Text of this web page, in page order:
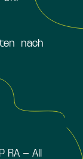
nach
– All